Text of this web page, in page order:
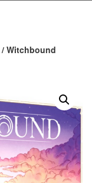
/ Witchbound